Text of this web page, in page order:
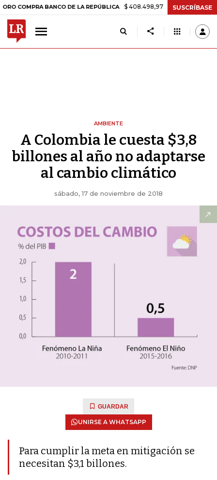
BANCO DE LA REPÚBLICA $ 408.498,97 +$ 8.753,81 +2,19%
SUSCRÍBASE
AMBIENTE
A Colombia le cuesta $3,8
billones al año no adaptarse
al cambio climático
sábado, 17 de noviembre de 2018
GUARDAR
UNIRSE A WHATSAPP
Para cumplir la meta en mitigación se
necesitan $3,1 billones.